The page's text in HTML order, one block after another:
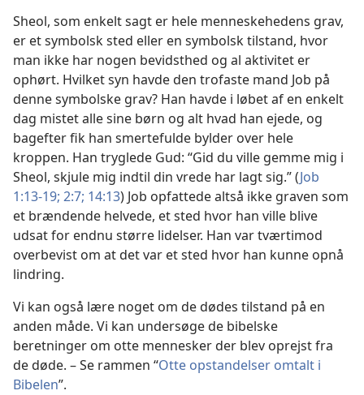
Sheol, som enkelt sagt er hele menneskehedens grav,
er et symbolsk sted eller en symbolsk tilstand, hvor
man ikke har nogen bevidsthed og al aktivitet er
ophørt. Hvilket syn havde den trofaste mand Job på
denne symbolske grav? Han havde i løbet af en enkelt
dag mistet alle sine børn og alt hvad han ejede, og
bagefter fik han smertefulde bylder over hele
kroppen. Han tryglede Gud: “Gid du ville gemme mig i
Sheol, skjule mig indtil din vrede har lagt sig.” (Job
1:13-19; 2:7; 14:13) Job opfattede altså ikke graven som
et brændende helvede, et sted hvor han ville blive
udsat for endnu større lidelser. Han var tværtimod
overbevist om at det var et sted hvor han kunne opnå
lindring.
Vi kan også lære noget om de dødes tilstand på en
anden måde. Vi kan undersøge de bibelske
beretninger om otte mennesker der blev oprejst fra
de døde. – Se rammen “Otte opstandelser omtalt i
Bibelen”.